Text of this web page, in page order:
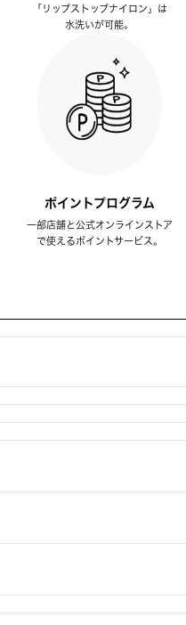
「リップストップナイロン」は
水洗いが可能。
ポイントプログラム
一部店舗と公式オンラインストア
で使えるポイントサービス。